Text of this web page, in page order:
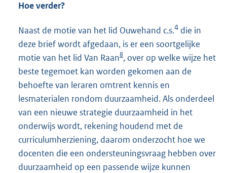
Hoe verder?
Naast de motie van het lid Ouwehand c.s.4 die in
deze brief wordt afgedaan, is er een soortgelijke
motie van het lid Van Raan8, over op welke wijze het
beste tegemoet kan worden gekomen aan de
behoefte van leraren omtrent kennis en
lesmaterialen rondom duurzaamheid. Als onderdeel
van een nieuwe strategie duurzaamheid in het
onderwijs wordt, rekening houdend met de
curriculumherziening, daarom onderzocht hoe we
docenten die een ondersteuningsvraag hebben over
duurzaamheid op een passende wijze kunnen